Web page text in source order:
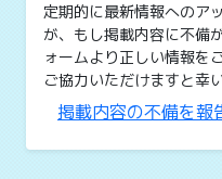
定期的に最新情報へのア
が、もし掲載内容に不備
ォームより正しい情報を
ご協力いただけますと幸い
掲載内容の不備を報